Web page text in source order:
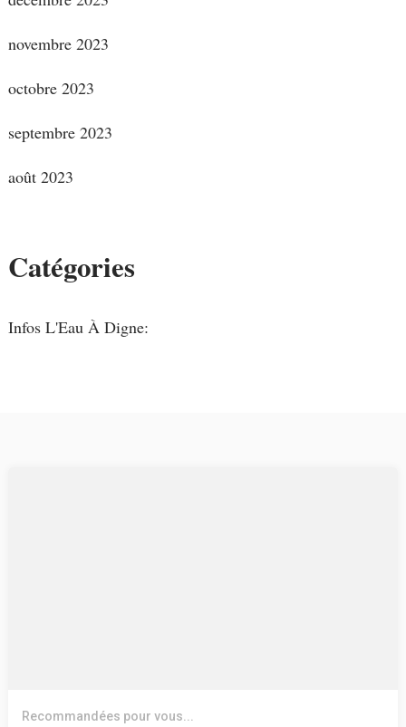
novembre 2023
octobre 2023
septembre 2023
août 2023
Catégories
Infos L'Eau À Digne:
Recommandées pour vous...